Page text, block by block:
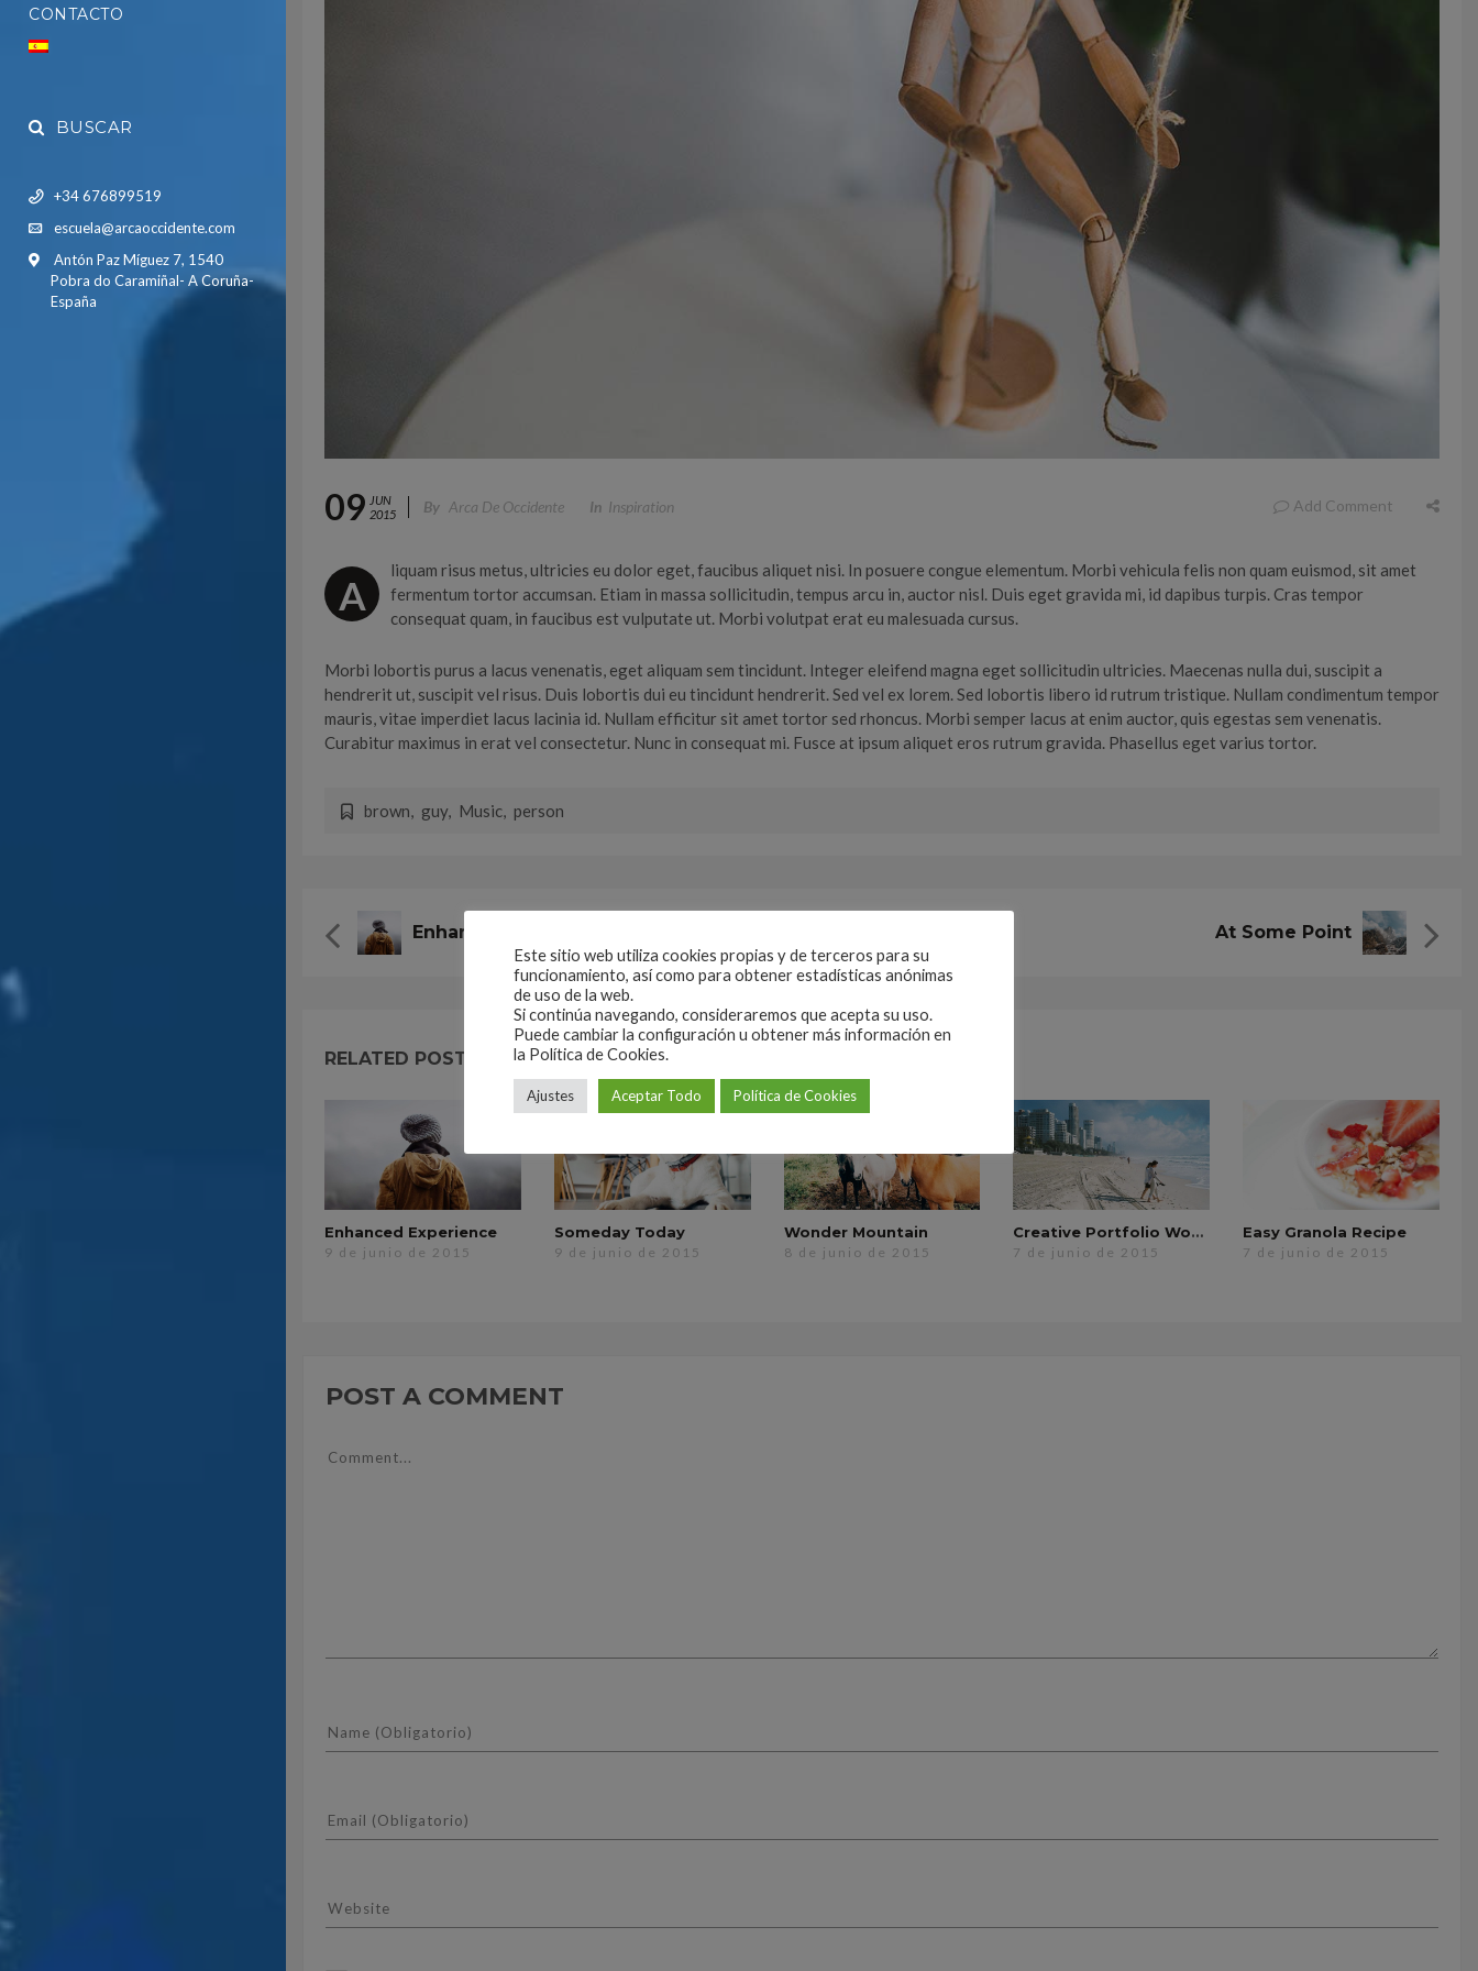
CONTACTO
BUSCAR
+34 676899519
escuela@arcaoccidente.com
Antón Paz Míguez 7, 1540
Pobra do Caramiñal- A Coruña-
España
09 JUN
2015
By Arca De Occidente In Inspiration Add Comment
A
liquam risus metus, ultricies eu dolor eget, faucibus aliquet nisi. In posuere congue elementum. Morbi vehicula felis non quam euismod, sit amet
fermentum tortor accumsan. Etiam in massa sollicitudin, tempus arcu in, auctor nisl. Duis eget gravida mi, id dapibus turpis. Cras tempor
consequat quam, in faucibus est vulputate ut. Morbi volutpat erat eu malesuada cursus.
Morbi lobortis purus a lacus venenatis, eget aliquam sem tincidunt. Integer eleifend magna eget sollicitudin ultricies. Maecenas nulla dui, suscipit a
hendrerit ut, suscipit vel risus. Duis lobortis dui eu tincidunt hendrerit. Sed vel ex lorem. Sed lobortis libero id rutrum tristique. Nullam condimentum tempor
mauris, vitae imperdiet lacus lacinia id. Nullam efficitur sit amet tortor sed rhoncus. Morbi semper lacus at enim auctor, quis egestas sem venenatis.
Curabitur maximus in erat vel consectetur. Nunc in consequat mi. Fusce at ipsum aliquet eros rutrum gravida. Phasellus eget varius tortor.
brown guy, Music person
Enhanced Experience At Some Point
RELATED POSTS
Enhanced Experience
9 de junio de 2015
Someday Today
9 de junio de 2015
Wonder Mountain
8 de junio de 2015
Creative Portfolio WordPress Theme
7 de junio de 2015
Easy Granola Recipe
7 de junio de 2015
POST A COMMENT
Este sitio web utiliza cookies propias y de terceros para su
funcionamiento, así como para obtener estadísticas anónimas
de uso de la web.
Si continúa navegando, consideraremos que acepta su uso.
Puede cambiar la configuración u obtener más información en
la Política de Cookies.
Ajustes Aceptar Todo Política de Cookies